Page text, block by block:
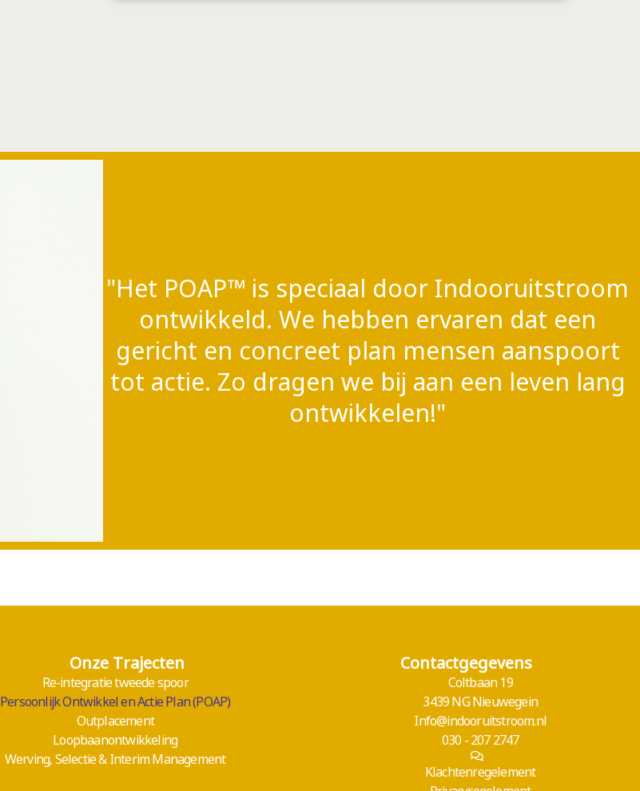
"Het POAP™ is speciaal door Indooruitstroom
ontwikkeld. We hebben ervaren dat een
gericht en concreet plan mensen aanspoort
tot actie. Zo dragen we bij aan een leven lang
ontwikkelen!"
Onze Trajecten
Re-integratie tweede spoor
Persoonlijk Ontwikkel en Actie Plan (POAP)
Outplacement
Loopbaanontwikkeling
Werving, Selectie & Interim Management
Contactgegevens
Coltbaan 19
3439 NG Nieuwegein
Info@indooruitstroom.nl
030 - 207 2747
Klachtenregelement